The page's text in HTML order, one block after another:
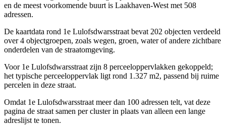
en de meest voorkomende buurt is Laakhaven-West met 508
adressen.
De kaartdata rond 1e Lulofsdwarsstraat bevat 202 objecten verdeeld
over 4 objectgroepen, zoals wegen, groen, water of andere zichtbare
onderdelen van de straatomgeving.
Voor 1e Lulofsdwarsstraat zijn 8 perceeloppervlakken gekoppeld;
het typische perceeloppervlak ligt rond 1.327 m2, passend bij ruime
percelen in deze straat.
Omdat 1e Lulofsdwarsstraat meer dan 100 adressen telt, vat deze
pagina de straat samen per cluster in plaats van alleen een lange
adreslijst te tonen.